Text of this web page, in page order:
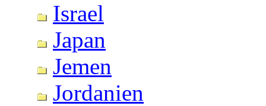
Israel
Japan
Jemen
Jordanien